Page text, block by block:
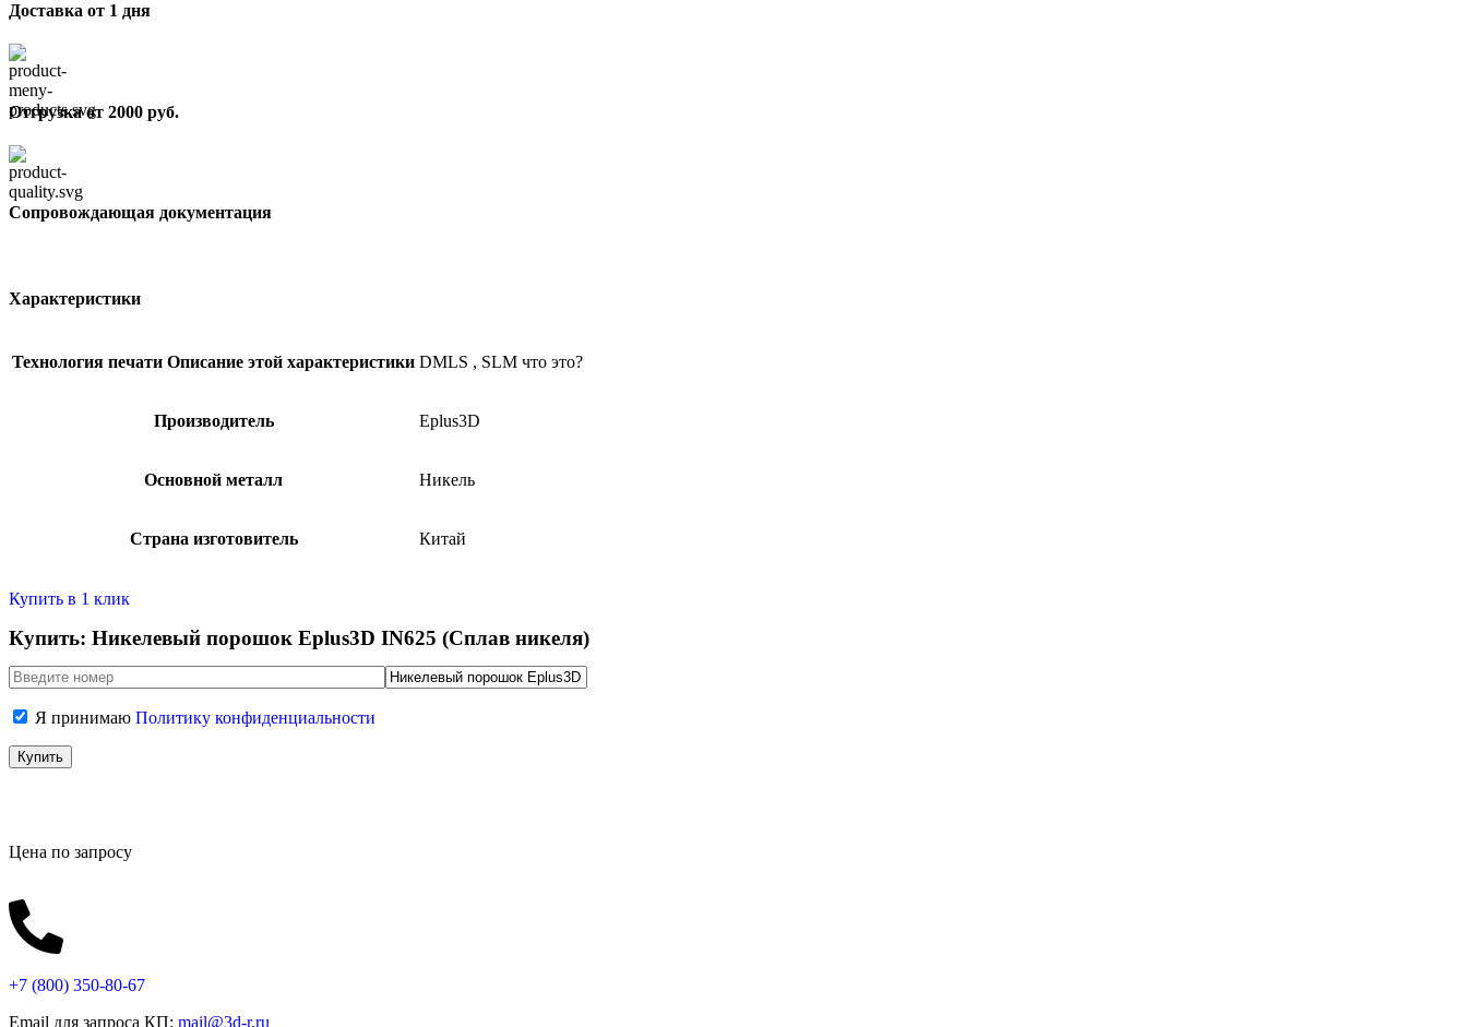
Доставка от 1 дня
Отгрузка от 2000 руб.
Сопровождающая документация
Характеристики
Технология печати Описание этой характеристики DMLS , SLM что это?
Производитель Eplus3D
Основной металл Никель
Страна изготовитель Китай
Купить в 1 клик
Купить: Никелевый порошок Eplus3D IN625 (Сплав никеля)
Я принимаю Политику конфиденциальности
Цена по запросу
+7 (800) 350-80-67
Email для запроса КП: mail@3d-r.ru